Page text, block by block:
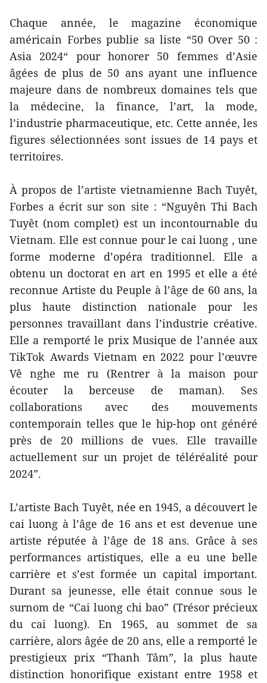
Chaque année, le magazine économique
américain Forbes publie sa liste “50 Over 50 :
Asia 2024“ pour honorer 50 femmes d’Asie
âgées de plus de 50 ans ayant une influence
majeure dans de nombreux domaines tels que
la médecine, la finance, l’art, la mode,
l’industrie pharmaceutique, etc. Cette année, les
figures sélectionnées sont issues de 14 pays et
territoires.
À propos de l’artiste vietnamienne Bach Tuyêt,
Forbes a écrit sur son site : “Nguyên Thi Bach
Tuyêt (nom complet) est un incontournable du
Vietnam. Elle est connue pour le cai luong , une
forme moderne d’opéra traditionnel. Elle a
obtenu un doctorat en art en 1995 et elle a été
reconnue Artiste du Peuple à l’âge de 60 ans, la
plus haute distinction nationale pour les
personnes travaillant dans l’industrie créative.
Elle a remporté le prix Musique de l’année aux
TikTok Awards Vietnam en 2022 pour l’œuvre
Vê nghe me ru (Rentrer à la maison pour
écouter la berceuse de maman). Ses
collaborations avec des mouvements
contemporain telles que le hip-hop ont généré
près de 20 millions de vues. Elle travaille
actuellement sur un projet de téléréalité pour
2024”.
L’artiste Bach Tuyêt, née en 1945, a découvert le
cai luong à l’âge de 16 ans et est devenue une
artiste réputée à l’âge de 18 ans. Grâce à ses
performances artistiques, elle a eu une belle
carrière et s’est formée un capital important.
Durant sa jeunesse, elle était connue sous le
surnom de “Cai luong chi bao” (Trésor précieux
du cai luong). En 1965, au sommet de sa
carrière, alors âgée de 20 ans, elle a remporté le
prestigieux prix “Thanh Tâm”, la plus haute
distinction honorifique existant entre 1958 et